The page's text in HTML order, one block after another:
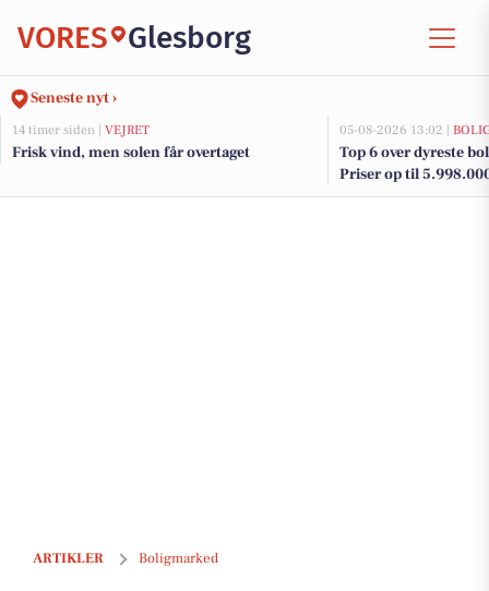
VORES Glesborg
Seneste nyt ›
14 timer siden | VEJRET
Frisk vind, men solen får overtaget
05-08-2026 13:02 |
Top 6 over dyreste
Priser op til
ARTIKLER Boligmarked
Skråningen 14 og 5 andre boliger er kommet til salg denne uge i